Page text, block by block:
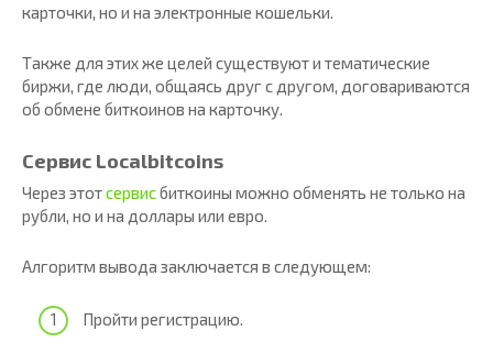
карточки, но и на электронные кошельки.
Также для этих же целей существуют и тематические
биржи, где люди, общаясь друг с другом, договариваются
об обмене биткоинов на карточку.
Сервис Localbitcoins
Через этотсервисбиткоины можно обменять не только на
рубли, но и на доллары или евро.
Алгоритм вывода заключается в следующем:
Пройти регистрацию.